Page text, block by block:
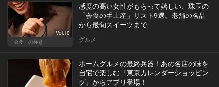
Vol.10
「会食」の極意。
感度の高い女性がもらって嬉しい、珠玉の
「会食の手土産」リスト9選。老舗の名品
から最旬スイーツまで
グルメ
ホームグルメの最終兵器！あの名店の味を
自宅で楽しむ『東京カレンダーショッピン
グ』からアプリ登場！